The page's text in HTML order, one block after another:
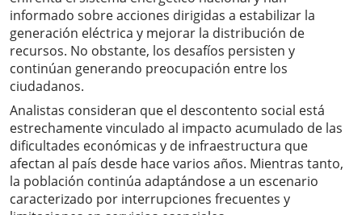
informado sobre acciones dirigidas a estabilizar la
generación eléctrica y mejorar la distribución de
recursos. No obstante, los desafíos persisten y
continúan generando preocupación entre los
ciudadanos.
Analistas consideran que el descontento social está
estrechamente vinculado al impacto acumulado de las
dificultades económicas y de infraestructura que
afectan al país desde hace varios años. Mientras tanto,
la población continúa adaptándose a un escenario
caracterizado por interrupciones frecuentes y